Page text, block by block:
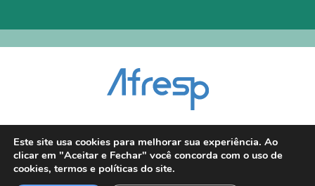
dpo@afresp.org.br
Diretor Técnico: Antonio Carlos Aparecido. CRM: 54.464
Este site usa cookies para melhorar sua experiência. Ao
clicar em "Aceitar e Fechar" você concorda com o uso de
cookies, termos e políticas do site.